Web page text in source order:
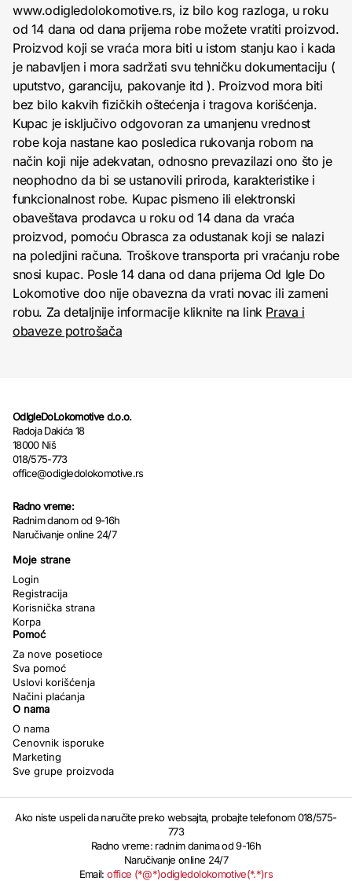
www.odigledolokomotive.rs, iz bilo kog razloga, u roku
od 14 dana od dana prijema robe možete vratiti proizvod.
Proizvod koji se vraća mora biti u istom stanju kao i kada
je nabavljen i mora sadržati svu tehničku dokumentaciju (
uputstvo, garanciju, pakovanje itd ). Proizvod mora biti
bez bilo kakvih fizičkih oštećenja i tragova korišćenja.
Kupac je isključivo odgovoran za umanjenu vrednost
robe koja nastane kao posledica rukovanja robom na
način koji nije adekvatan, odnosno prevazilazi ono što je
neophodno da bi se ustanovili priroda, karakteristike i
funkcionalnost robe. Kupac pismeno ili elektronski
obaveštava prodavca u roku od 14 dana da vraća
proizvod, pomoću Obrasca za odustanak koji se nalazi
na poledjini računa. Troškove transporta pri vraćanju robe
snosi kupac. Posle 14 dana od dana prijema Od Igle Do
Lokomotive doo nije obavezna da vrati novac ili zameni
robu. Za detaljnije informacije kliknite na link Prava i
obaveze potrošača
OdIgleDoLokomotive d.o.o.
Radoja Dakića 18
18000 Niš
018/575-773
office@odigledolokomotive.rs
Radno vreme:
Radnim danom od 9-16h
Naručivanje online 24/7
Moje strane
Login
Registracija
Korisnička strana
Korpa
Pomoć
Za nove posetioce
Sva pomoć
Uslovi korišćenja
Načini plaćanja
O nama
O nama
Cenovnik isporuke
Marketing
Sve grupe proizvoda
Ako niste uspeli da naručite preko websajta, probajte telefonom 018/575-
773
Radno vreme: radnim danima od 9-16h
Naručivanje online 24/7
Email:office (*@*)odigledolokomotive(*.*)rs